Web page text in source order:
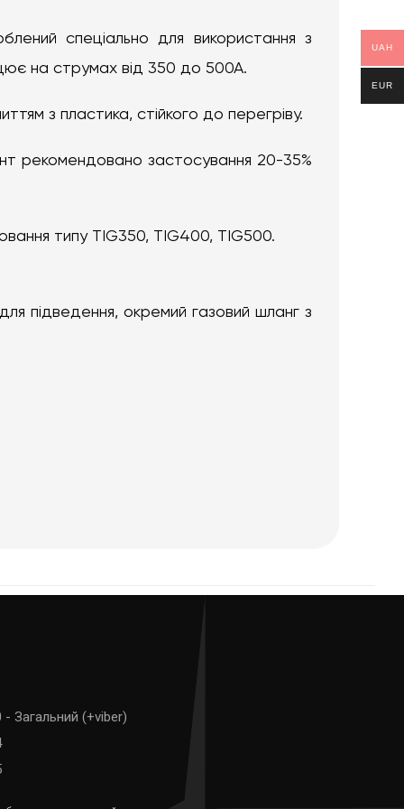
спеціально для використання з
на струмах від 350 до 500А.
з пластика, стійкого до перегріву.
рекомендовано застосування 20-35%
типу TIG350, TIG400, TIG500.
підведення, окремий газовий шланг з
Загальний (+viber)
UAH
EUR